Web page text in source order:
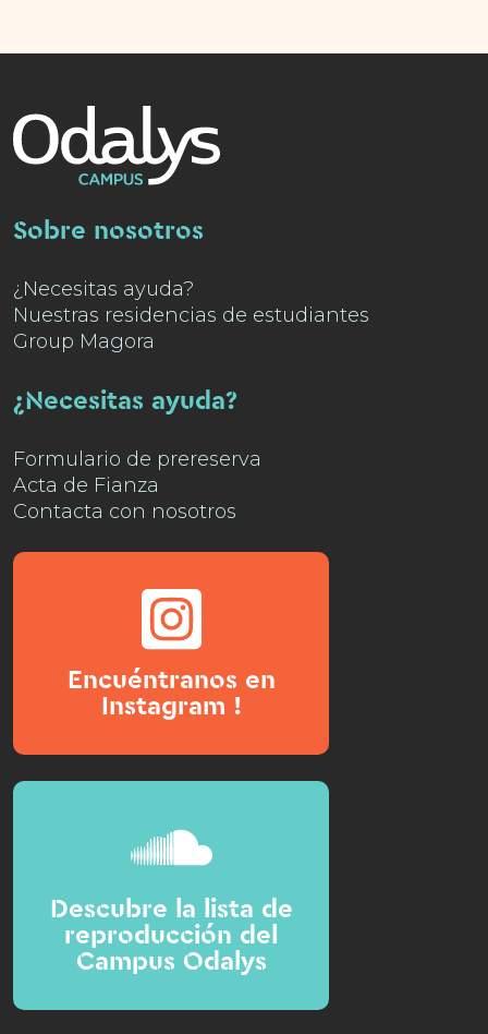
Sobre nosotros
¿Necesitas ayuda?
Nuestras residencias de estudiantes
Group Magora
¿Necesitas ayuda?
Formulario de prereserva
Acta de Fianza
Contacta con nosotros
Encuéntranos en
Instagram !
Descubre la lista de
reproducción del
Campus Odalys